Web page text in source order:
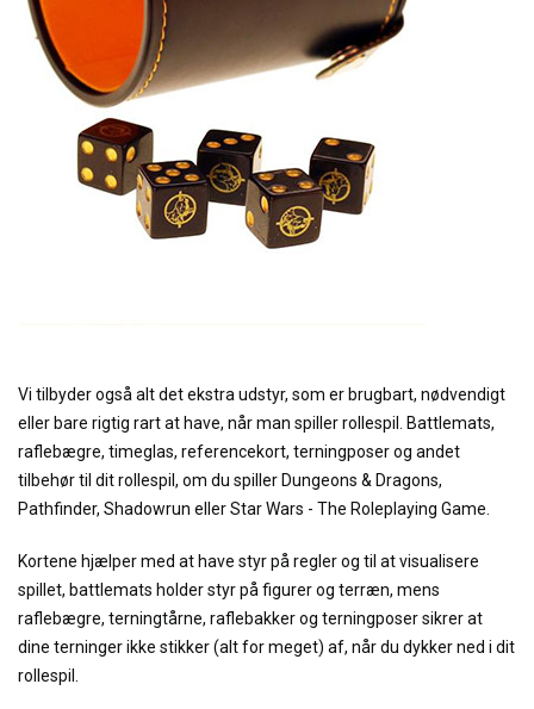
Vi tilbyder også alt det ekstra udstyr, som er brugbart, nødvendigt
eller bare rigtig rart at have, når man spiller rollespil. Battlemats,
raflebægre, timeglas, referencekort, terningposer og andet
tilbehør til dit rollespil, om du spiller Dungeons & Dragons,
Pathfinder, Shadowrun eller Star Wars - The Roleplaying Game.
Kortene hjælper med at have styr på regler og til at visualisere
spillet, battlemats holder styr på figurer og terræn, mens
raflebægre, terningtårne, raflebakker og terningposer sikrer at
dine terninger ikke stikker (alt for meget) af, når du dykker ned i dit
rollespil.